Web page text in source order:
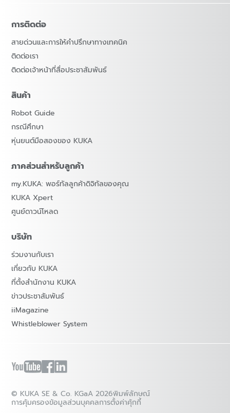
การติดต่อ
สายด่วนและการให้คำปรึกษาทางเทคนิค
ติดต่อเรา
ติดต่อเจ้าหน้าที่สื่อประชาสัมพันธ์
สินค้า
Robot Guide
กรณีศึกษา
หุ่นยนต์มือสองของ KUKA
ภาคส่วนสำหรับลูกค้า
my.KUKA: พอร์ทัลลูกค้าดิจิทัลของคุณ
KUKA Xpert
ศูนย์ดาวน์โหลด
บริษัท
ร่วมงานกับเรา
เกี่ยวกับ KUKA
ที่ตั้งสำนักงาน KUKA
ข่าวประชาสัมพันธ์
iiMagazine
Whistleblower System
© KUKA SE & Co. KGaA 2026พิมพ์ลักษณ์
การคุ้มครองข้อมูลส่วนบุคคลการตั้งค่าคุ้กกี้